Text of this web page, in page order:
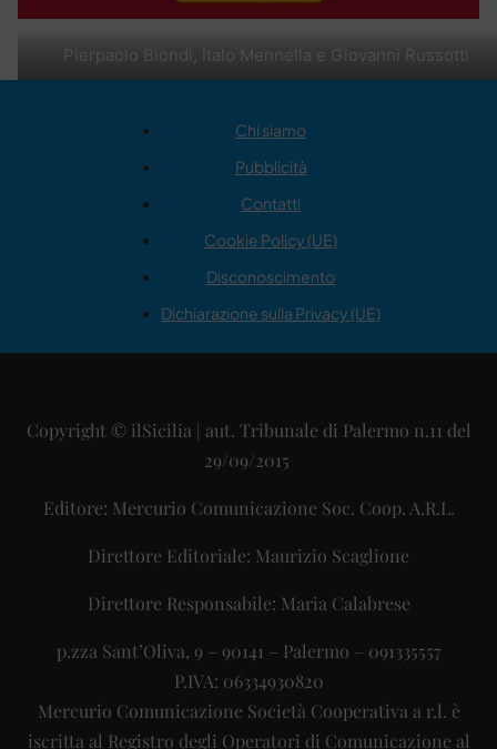
Pierpaolo Biondi, Italo Mennella e Giovanni Russotti
Chi siamo
Pubblicità
Contatti
Cookie Policy (UE)
Disconoscimento
Dichiarazione sulla Privacy (UE)
Copyright © ilSicilia | aut. Tribunale di Palermo n.11 del
29/09/2015
Editore: Mercurio Comunicazione Soc. Coop. A.R.L.
Direttore Editoriale: Maurizio Scaglione
Direttore Responsabile: Maria Calabrese
p.zza Sant’Oliva, 9 – 90141 – Palermo – 091335557
P.IVA: 06334930820
Mercurio Comunicazione Società Cooperativa a r.l. è
iscritta al Registro degli Operatori di Comunicazione al